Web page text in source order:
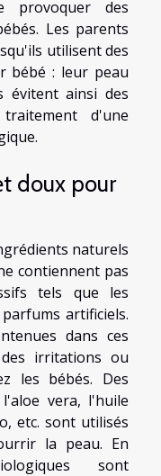
provoquer des
Les parents
utilisent des
bébé : leur peau
évitent ainsi des
d'une
doux pour
naturels
contiennent pas
tels que les
artificiels.
dans ces
irritations ou
les bébés. Des
vera, l'huile
etc. sont utilisés
la peau. En
sont